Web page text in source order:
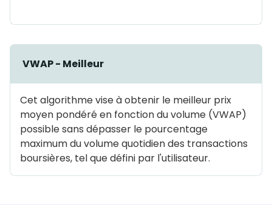
VWAP - Meilleur
Cet algorithme vise à obtenir le meilleur prix
moyen pondéré en fonction du volume (VWAP)
possible sans dépasser le pourcentage
maximum du volume quotidien des transactions
boursières, tel que défini par l'utilisateur.